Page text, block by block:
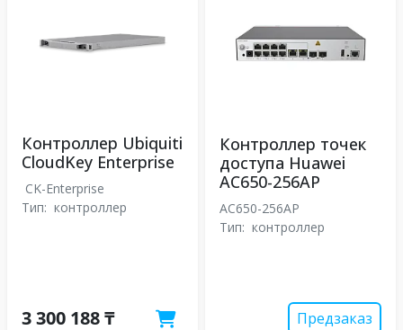
Контроллер Ubiquiti
CloudKey Enterprise
CK-Enterprise
Тип: контроллер
3 300 188 ₸
Контроллер точек
доступа Huawei
AC650-256AP
AC650-256AP
Тип: контроллер
Предзаказ